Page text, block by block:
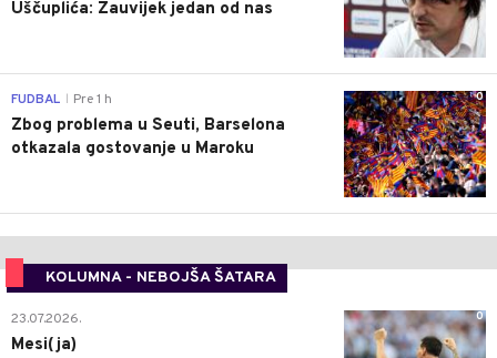
Uščuplića: Zauvijek jedan od nas
0
FUDBAL Pre 1 h
Zbog problema u Seuti, Barselona
otkazala gostovanje u Maroku
KOLUMNA - NEBOJŠA ŠATARA
0
23.07.2026.
Mesi(ja)